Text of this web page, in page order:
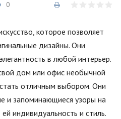
0
которое позволяет
дизайны. Они
в любой интерьер.
дом или офис необычной
отличным выбором. Они
и запоминающиеся узоры на
индивидуальность и стиль.